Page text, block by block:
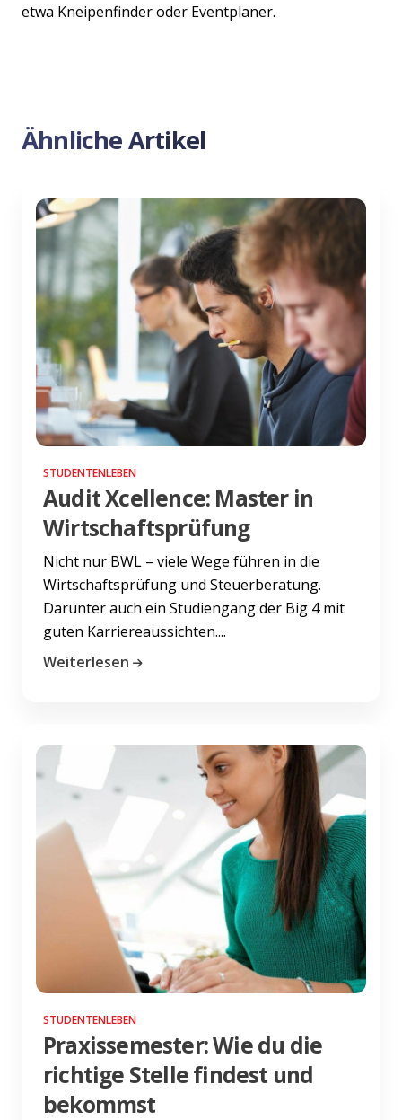
etwa Kneipenfinder oder Eventplaner.
Ähnliche Artikel
STUDENTENLEBEN
Audit Xcellence: Master in
Wirtschaftsprüfung
Nicht nur BWL – viele Wege führen in die
Wirtschaftsprüfung und Steuerberatung.
Darunter auch ein Studiengang der Big 4 mit
guten Karriereaussichten....
Weiterlesen
STUDENTENLEBEN
Praxissemester: Wie du die
richtige Stelle findest und
bekommst